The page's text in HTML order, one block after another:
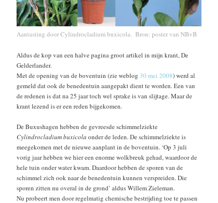
Aantasting door Cylindrocladium buxicola. Bron:poster van NBvB
Aldus de kop van een halve pagina groot artikel in mijn krant, De
Gelderlander.
Met de opening van de boventuin (zie weblog 30 mei 2008) werd al
gemeld dat ook de benedentuin aangepakt dient te worden. Een van
de redenen is dat na 25 jaar toch wel sprake is van slijtage. Maar de
krant lezend is er een reden bijgekomen.
De Buxushagen hebben de gevreesde schimmelziekte
Cylindrocladium buxicola onder de leden. De schimmelziekte is
meegekomen met de nieuwe aanplant in de boventuin. ‘Op 3 juli
vorig jaar hebben we hier een enorme wolkbreuk gehad, waardoor de
hele tuin onder water kwam. Daardoor hebben de sporen van de
schimmel zich ook naar de benedentuin kunnen verspreiden. Die
sporen zitten nu overal in de grond’ aldus Willem Zieleman.
Nu probeert men door regelmatig chemische bestrijding toe te passen